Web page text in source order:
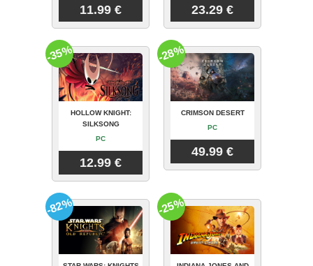
11.99 € 23.29 €
HOLLOW KNIGHT:
SILKSONG
PC
12.99 €
-35%
CRIMSON DESERT
PC
49.99 €
-28%
-82% -25%